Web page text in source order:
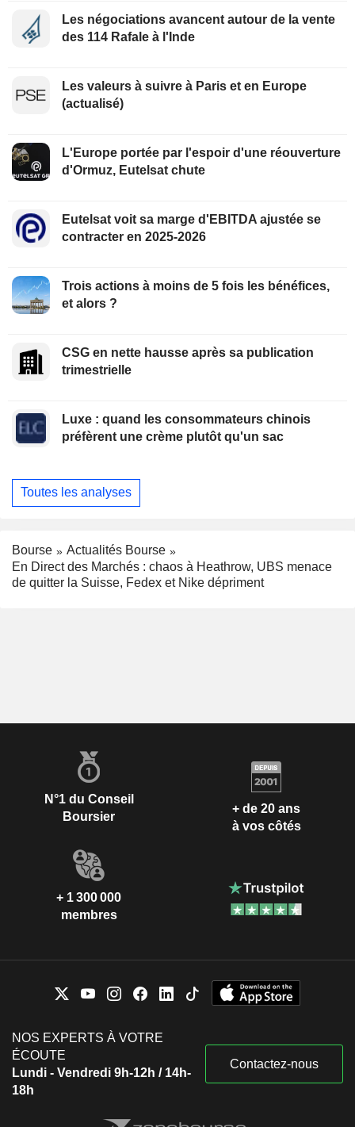
Les négociations avancent autour de la vente
des 114 Rafale à l'Inde
Les valeurs à suivre à Paris et en Europe
(actualisé)
L'Europe portée par l'espoir d'une réouverture
d'Ormuz, Eutelsat chute
Eutelsat voit sa marge d'EBITDA ajustée se
contracter en 2025-2026
Trois actions à moins de 5 fois les bénéfices,
et alors ?
CSG en nette hausse après sa publication
trimestrielle
Luxe : quand les consommateurs chinois
préfèrent une crème plutôt qu'un sac
Toutes les analyses
Bourse
Actualités Bourse
En Direct des Marchés : chaos à Heathrow, UBS menace
de quitter la Suisse, Fedex et Nike dépriment
N°1 du Conseil
Boursier
+ de 20 ans
à vos côtés
+ 1 300 000
membres
NOS EXPERTS À VOTRE
ÉCOUTE
Lundi - Vendredi 9h-12h / 14h-
18h
Contactez-nous